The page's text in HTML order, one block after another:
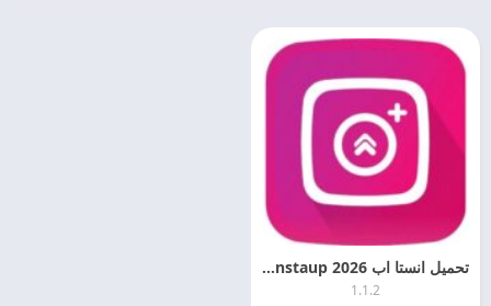
تحميل انستا اب 2026 instaup مهكر اخر اصدار
1.1.2